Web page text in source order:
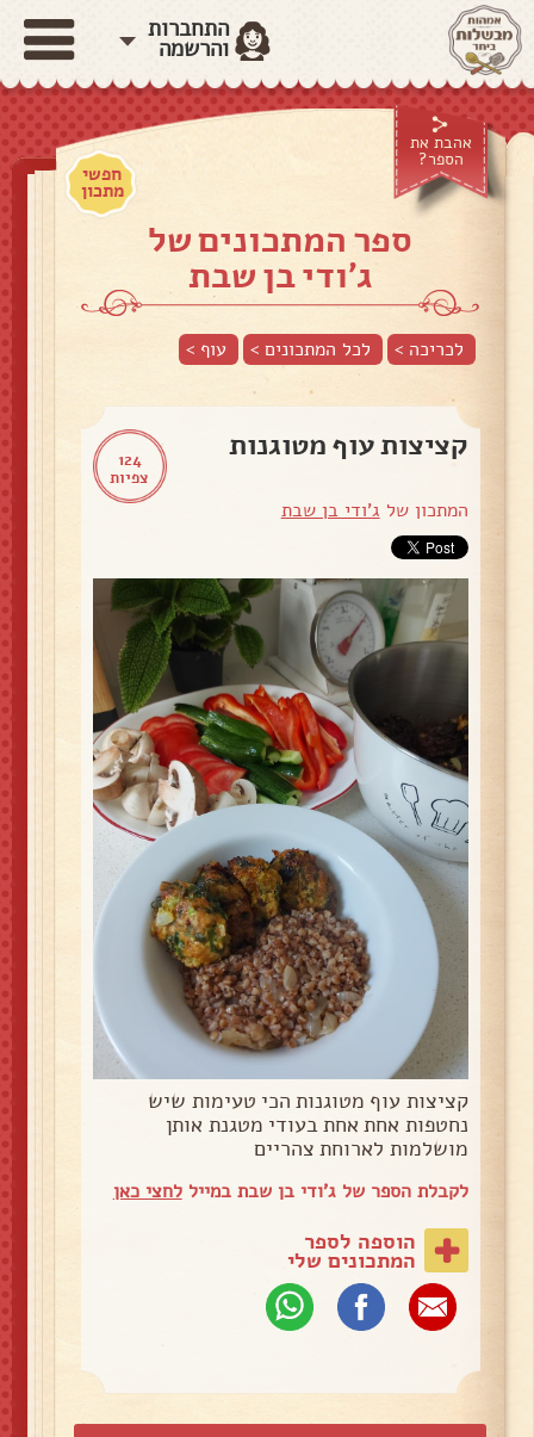
התחברות
והרשמה
אהבת את
הספר?
חפשי
מתכון
ספר המתכונים של
ג'ודי בן שבת
לכריכה > לכל המתכונים > עוף >
124
צפיות
קציצות עוף מטוגנות
המתכון של ג'ודי בן שבת
קציצות עוף מטוגנות הכי טעימות שיש
נחטפות אחת אחת בעודי מטגנת אותן
מושלמות לארוחת צהריים
לקבלת הספר של ג'ודי בן שבת במייללחצי כאן
הוספה לספר
המתכונים שלי